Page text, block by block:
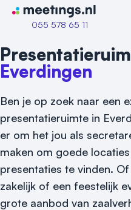
Naar home van Meetings
055 578 65 11
Vraag locatie aan
Locatiegids
Everdingen
Ben je op zoek naar een
presentatieruimte in
er om het jou als
maken om goede
presentaties te vinden.
zakelijk of een feestelijk
grote aanbod van